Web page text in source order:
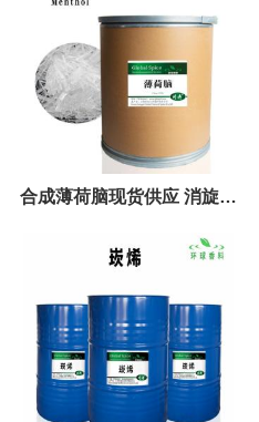
合成薄荷脑现货供应 消旋薄